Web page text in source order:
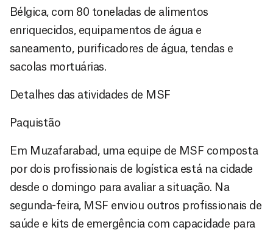
Bélgica, com 80 toneladas de alimentos
enriquecidos, equipamentos de água e
saneamento, purificadores de água, tendas e
sacolas mortuárias.
Detalhes das atividades de MSF
Paquistão
Em Muzafarabad, uma equipe de MSF composta
por dois profissionais de logística está na cidade
desde o domingo para avaliar a situação. Na
segunda-feira, MSF enviou outros profissionais de
saúde e kits de emergência com capacidade para